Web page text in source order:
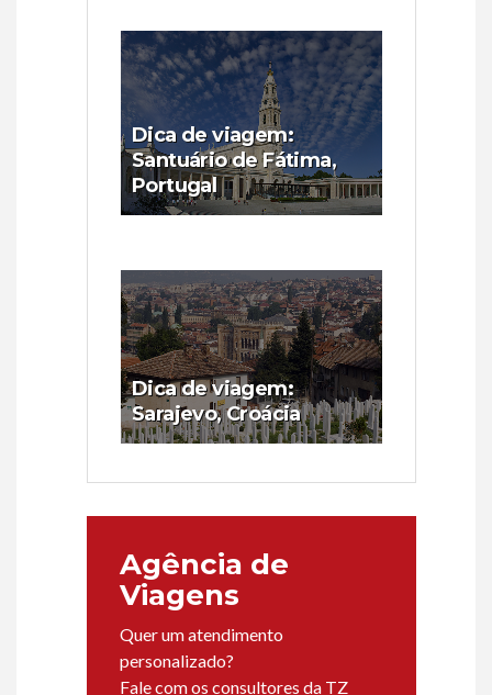
Dica de viagem:
Santuário de Fátima,
Portugal
Dica de viagem:
Sarajevo, Croácia
Agência de
Viagens
Quer um atendimento
personalizado?
Fale com os consultores da TZ